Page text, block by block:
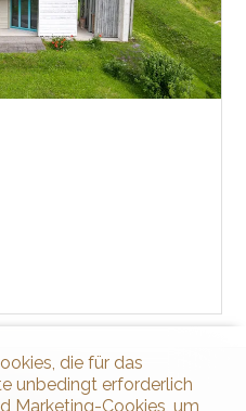
die für das
unbedingt erforderlich
Marketing-Cookies, um